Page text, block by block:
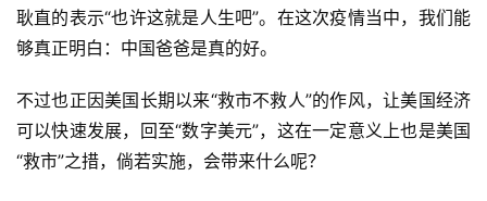
耿直的表示“也许这就是人生吧”。在这次疫情当中，我们能
够真正明白：中国爸爸是真的好。
不过也正因美国长期以来“救市不救人”的作风，让美国经济
可以快速发展，回至“数字美元”，这在一定意义上也是美国
“救市”之措，倘若实施，会带来什么呢？